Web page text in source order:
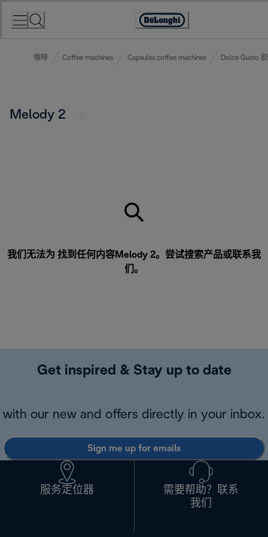
Accessibility
咖啡 Coffee machines Capsules coffee machines Dolce Gusto
Melody 2
我们无法为 找到任何内容Melody 2。尝试搜索产品或联系我
们 。
Get inspired & Stay up to date
with our new and offers directly in your inbox.
Sign me up for emails
服务定位器
需要帮助？联系
我们